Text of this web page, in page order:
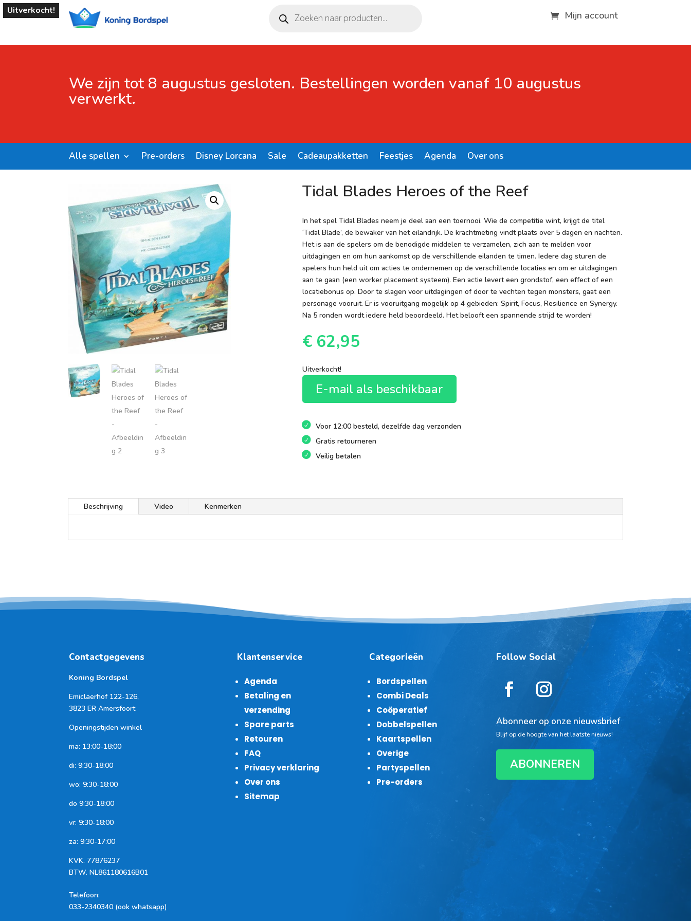
zoeken Mijn account
We zijn tot 8 augustus gesloten. Bestellingen worden vanaf 10 augustus
verwerkt.
Alle spellen Pre-orders Disney Lorcana Sale Cadeaupakketten Feestjes Agenda Over ons
Uitverkocht!
Shop / Tidal Blades Heroes of the Reef
Tidal Blades Heroes of the Reef
In het spel Tidal Blades neem je deel aan een toernooi. Wie de competitie wint, krijgt de titel
‘Tidal Blade’, de bewaker van het eilandrijk. De krachtmeting vindt plaats over 5 dagen en nachten.
Het is aan de spelers om de benodigde middelen te verzamelen, zich aan te melden voor
uitdagingen en om hun aankomst op de verschillende eilanden te timen. Iedere dag sturen de
spelers hun held uit om acties te ondernemen op de verschillende locaties en om er uitdagingen
aan te gaan (een worker placement systeem). Een actie levert een grondstof, een effect of een
locatiebonus op. Door te slagen voor uitdagingen of door te vechten tegen monsters, gaat een
personage vooruit. Er is vooruitgang mogelijk op 4 gebieden: Spirit, Focus, Resilience en Synergy.
Na 5 ronden wordt iedere held beoordeeld. Het belooft een spannende strijd te worden!
€62,95
Uitverkocht!
E-mail als beschikbaar
Voor 12:00 besteld, dezelfde dag verzonden
Gratis retourneren
Veilig betalen
Beschrijving Video Kenmerken
Contactgegevens
Koning Bordspel
Emiclaerhof 122-126,
3823 ER Amersfoort
Openingstijden winkel
ma: 13:00-18:00
di: 9:30-18:00
wo: 9:30-18:00
do 9:30-18:00
vr: 9:30-18:00
za: 9:30-17:00
KVK. 77876237
BTW. NL861180616B01
Telefoon:
033-2340340 (ook whatsapp)
Klantenservice
Agenda
Betaling en
verzending
Spare parts
Retouren
FAQ
Privacy verklaring
Over ons
Sitemap
Categorieën
Bordspellen
Combi Deals
Coöperatief
Dobbelspellen
Kaartspellen
Overige
Partyspellen
Pre-orders
Follow Social
Abonneer op onze nieuwsbrief
Blijf op de hoogte van het laatste nieuws!
ABONNEREN